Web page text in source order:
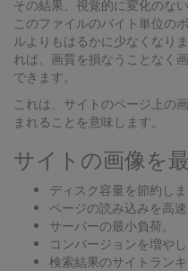
その結果、視覚的に変化のな
このファイルのバイト単位の
ルよりもはるかに少なくなり
れば、画質を損なうことなく
できます。
これは、サイトのページ上の
まれることを意味します。
サイトの画像を
ディスク容量を節約しま
ページの読み込みを高速
サーバーの最小負荷。
コンバージョンを増やし
検索結果のサイトラン